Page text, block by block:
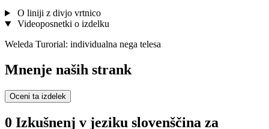
O liniji z divjo vrtnico
Videoposnetki o izdelku
Weleda Turorial: individualna nega telesa
Mnenje naših strank
Oceni ta izdelek
0 Izkušnenj v jeziku slovenščina za